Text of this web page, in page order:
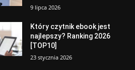
9 lipca 2026
Który czytnik ebook jest
najlepszy? Ranking 2026
[TOP10]
23 stycznia 2026